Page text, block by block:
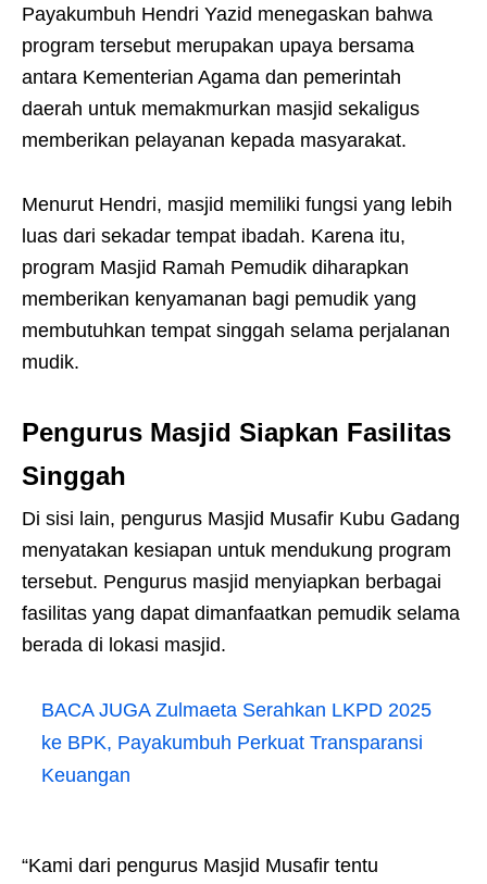
Payakumbuh Hendri Yazid menegaskan bahwa
program tersebut merupakan upaya bersama
antara Kementerian Agama dan pemerintah
daerah untuk memakmurkan masjid sekaligus
memberikan pelayanan kepada masyarakat.
Menurut Hendri, masjid memiliki fungsi yang lebih
luas dari sekadar tempat ibadah. Karena itu,
program Masjid Ramah Pemudik diharapkan
memberikan kenyamanan bagi pemudik yang
membutuhkan tempat singgah selama perjalanan
mudik.
Pengurus Masjid Siapkan Fasilitas
Singgah
Di sisi lain, pengurus Masjid Musafir Kubu Gadang
menyatakan kesiapan untuk mendukung program
tersebut. Pengurus masjid menyiapkan berbagai
fasilitas yang dapat dimanfaatkan pemudik selama
berada di lokasi masjid.
BACA JUGA Zulmaeta Serahkan LKPD 2025
ke BPK, Payakumbuh Perkuat Transparansi
Keuangan
“Kami dari pengurus Masjid Musafir tentu